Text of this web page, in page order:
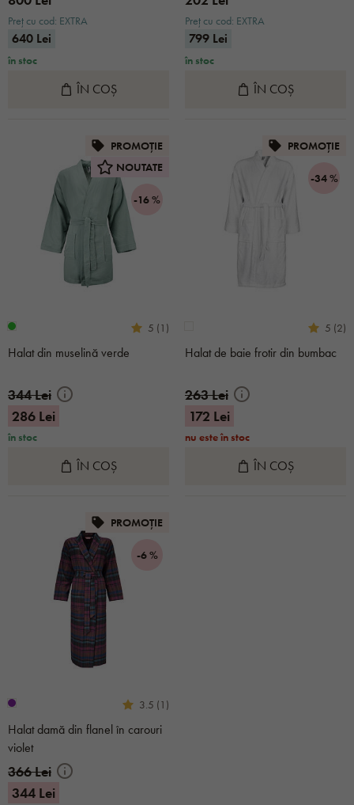
Preț cu cod: EXTRA
640 Lei
în stoc
ÎN COȘ
Preț cu cod: EXTRA
799 Lei
în stoc
ÎN COȘ
PROMOȚIE
NOUTATE
-16 %
5 (1)
Halat din muselină verde
344 Lei
286 Lei
în stoc
ÎN COȘ
PROMOȚIE
-34 %
5 (2)
Halat de baie frotir din bumbac
263 Lei
172 Lei
nu este în stoc
ÎN COȘ
PROMOȚIE
-6 %
3.5 (1)
Halat damă din flanel în carouri
violet
366 Lei
344 Lei